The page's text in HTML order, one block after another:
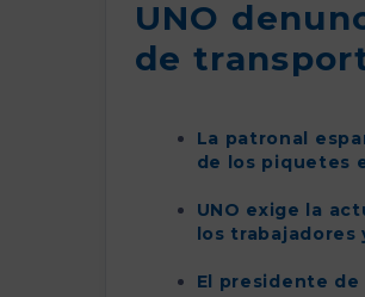
UNO
de
La patronal
de los piquetes
UNO exige la
los
El presidente de